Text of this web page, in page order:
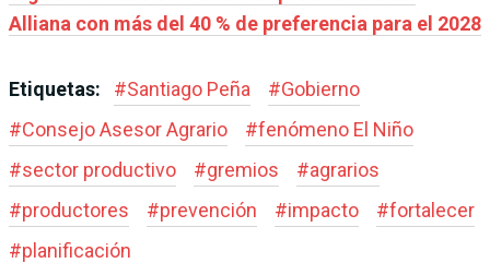
Alliana con más del 40 % de preferencia para el 2028
Etiquetas: #Santiago Peña #Gobierno
#Consejo Asesor Agrario #fenómeno El Niño
#sector productivo #gremios #agrarios
#productores #prevención #impacto #fortalecer
#planificación